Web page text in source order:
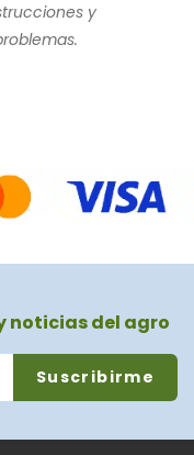
y
noticias del agro